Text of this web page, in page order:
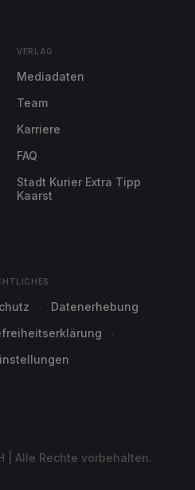
VERLAG
Mediadaten
Team
Karriere
FAQ
Stadt Kurier Extra Tipp
Kaarst
Datenerhebung
| Alle Rechte vorbehalten.